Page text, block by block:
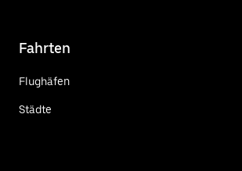
Fahrten
Flughäfen
Städte